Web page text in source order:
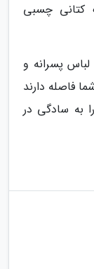
کتانی چسبی
پسرانه و
فاصله دارند
به سادگی در